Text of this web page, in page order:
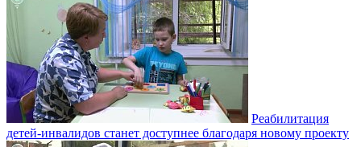
Реабилитация
детей-инвалидов станет доступнее благодаря новому проекту